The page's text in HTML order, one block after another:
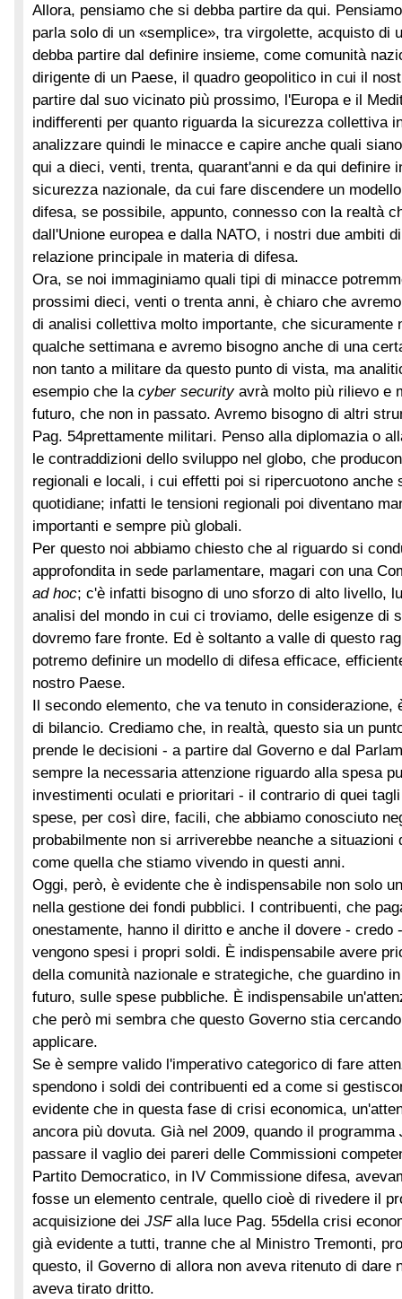
Allora, pensiamo che si debba partire da qui.
parla solo di un «semplice», tra virgolette, acquisto di
debba partire dal definire insieme, come comunità
dirigente di un Paese, il quadro geopolitico in cui il
partire dal suo vicinato più prossimo, l'Europa e il
indifferenti per quanto riguarda la sicurezza collettiva
analizzare quindi le minacce e capire anche quali
qui a dieci, venti, trenta, quarant'anni e da qui definire
sicurezza nazionale, da cui fare discendere un
difesa, se possibile, appunto, connesso con la realtà
dall'Unione europea e dalla NATO, i nostri due ambiti
relazione principale in materia di difesa.
Ora, se noi immaginiamo quali tipi di minacce
prossimi dieci, venti o trenta anni, è chiaro che
di analisi collettiva molto importante, che sicuramente
qualche settimana e avremo bisogno anche di una
non tanto a militare da questo punto di vista, ma
esempio che la cyber securityavrà molto più rilievo e
futuro, che non in passato. Avremo bisogno di altri
Pag. 54prettamente militari. Penso alla diplomazia o
le contraddizioni dello sviluppo nel globo, che
regionali e locali, i cui effetti poi si ripercuotono anche
quotidiane; infatti le tensioni regionali poi diventano
importanti e sempre più globali.
Per questo noi abbiamo chiesto che al riguardo si
approfondita in sede parlamentare, magari con una
ad hoc; c'è infatti bisogno di uno sforzo di alto livello,
analisi del mondo in cui ci troviamo, delle esigenze di
dovremo fare fronte. Ed è soltanto a valle di questo
potremo definire un modello di difesa efficace,
nostro Paese.
Il secondo elemento, che va tenuto in considerazione,
di bilancio. Crediamo che, in realtà, questo sia un
prende le decisioni - a partire dal Governo e dal
sempre la necessaria attenzione riguardo alla spesa
investimenti oculati e prioritari - il contrario di quei
spese, per così dire, facili, che abbiamo conosciuto
probabilmente non si arriverebbe neanche a
come quella che stiamo vivendo in questi anni.
Oggi, però, è evidente che è indispensabile non solo
nella gestione dei fondi pubblici. I contribuenti, che
onestamente, hanno il diritto e anche il dovere - credo
vengono spesi i propri soldi. È indispensabile avere
della comunità nazionale e strategiche, che guardino
futuro, sulle spese pubbliche. È indispensabile
che però mi sembra che questo Governo stia
applicare.
Se è sempre valido l'imperativo categorico di fare
spendono i soldi dei contribuenti ed a come si
evidente che in questa fase di crisi economica,
ancora più dovuta. Già nel 2009, quando il programma
passare il vaglio dei pareri delle Commissioni
Partito Democratico, in IV Commissione difesa,
fosse un elemento centrale, quello cioè di rivedere il
acquisizione dei JSFalla luce Pag. 55della crisi
già evidente a tutti, tranne che al Ministro Tremonti,
questo, il Governo di allora non aveva ritenuto di dare
aveva tirato dritto.